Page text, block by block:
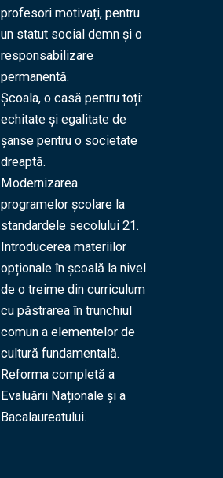
profesori motivați, pentru
un statut social demn și o
responsabilizare
permanentă.
Școala, o casă pentru toți:
echitate și egalitate de
șanse pentru o societate
dreaptă.
Modernizarea
programelor școlare la
standardele secolului 21.
Introducerea materiilor
opționale în școală la nivel
de o treime din curriculum
cu păstrarea în trunchiul
comun a elementelor de
cultură fundamentală.
Reforma completă a
Evaluării Naționale și a
Bacalaureatului.